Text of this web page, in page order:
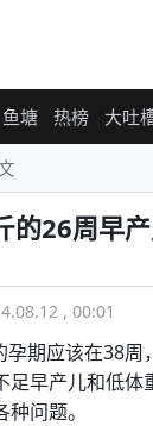
鱼塘 热榜 大吐
的26周早
, 00:01
期应该在38周
足早产儿和低体
问题。